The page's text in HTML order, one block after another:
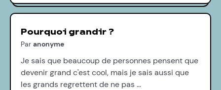
Pourquoi grandir ?
Par anonyme
Je sais que beaucoup de personnes pensent que
devenir grand c'est cool, mais je sais aussi que
les grands regrettent de ne pas …